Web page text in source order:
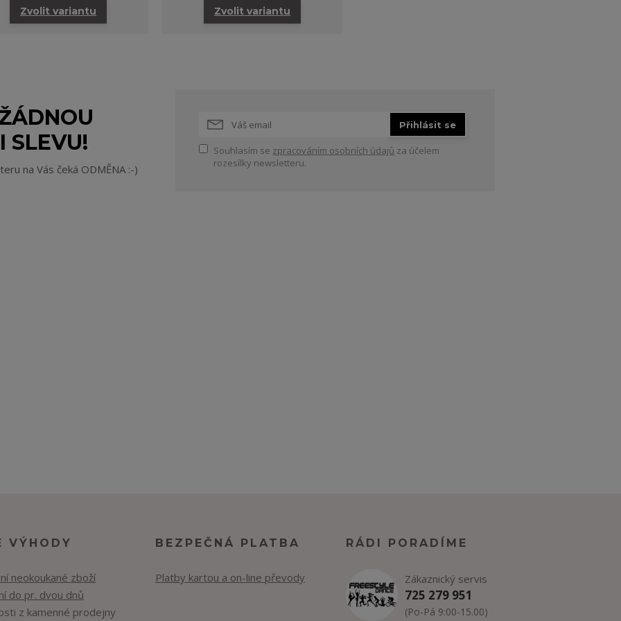
Zvolit variantu Zvolit variantu
SLEVU!
na Vás čeká ODMĚNA :-)
Přihlásit se
Souhlasím se zpracováním osobních údajů za účelem
rozesílky newsletteru.
VÝHODY
neokoukané zboží
do pr. dvou dnů
z kamenné prodejny
BEZPEČNÁ PLATBA
Platby kartou a on-line převody
RÁDI PORADÍME
Zákaznický servis
725 279 951
(Po-Pá 9:00-15.00)